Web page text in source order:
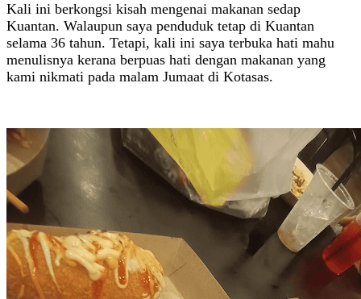
Kali ini berkongsi kisah mengenai makanan sedap
Kuantan. Walaupun saya penduduk tetap di Kuantan
selama 36 tahun. Tetapi, kali ini saya terbuka hati mahu
menulisnya kerana berpuas hati dengan makanan yang
kami nikmati pada malam Jumaat di Kotasas.